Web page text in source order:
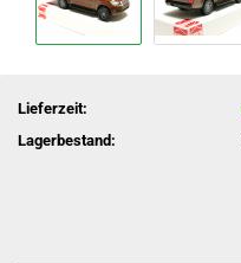
Lieferzeit:
Lagerbestand: